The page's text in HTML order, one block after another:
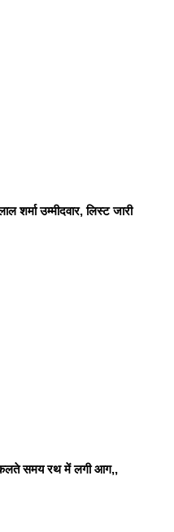
शर्मा उम्मीदवार, लिस्ट जारी
समय रथ में लगी आग,,